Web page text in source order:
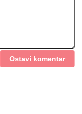
Ostavi komentar